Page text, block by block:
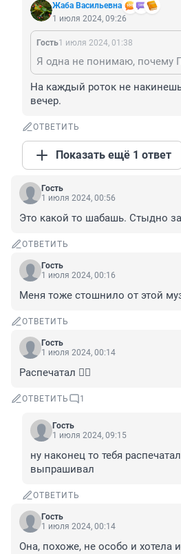
Жаба Васильевна
1 июля 2024, 09:26
Гость1 июля 2024, 01:38
На каждый роток не
вечер.
ОТВЕТИТЬ
Показать ещё 1 ответ
Гость
1 июля 2024, 00:56
Это какой то шабашь. Стыдно
ОТВЕТИТЬ
Гость
1 июля 2024, 00:16
Меня тоже стошнило от этой
ОТВЕТИТЬ
Гость
1 июля 2024, 00:14
Распечатал 🤦‍♂️
ОТВЕТИТЬ 1
Гость
1 июля 2024, 09:15
ну наконец то тебя
выпрашивал
ОТВЕТИТЬ
Гость
1 июля 2024, 00:14
Она, похоже, не особо и хотела